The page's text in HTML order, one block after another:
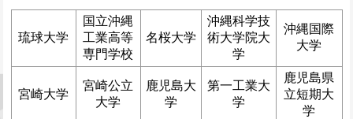
琉球大学
国立沖縄
工業高等
専門学校
名桜大学
沖縄科学技
術大学院大
学
沖縄国際
大学
宮崎大学
宮崎公立
大学
鹿児島大
学
第一工業大
学
鹿児島県
立短期大
学